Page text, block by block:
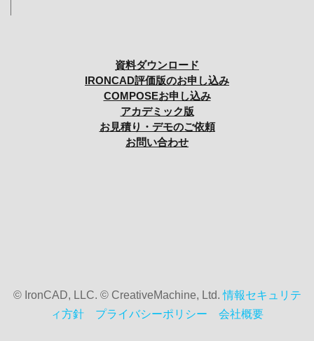
資料ダウンロード
IRONCAD評価版のお申し込み
COMPOSEお申し込み
アカデミック版
お見積り・デモのご依頼
お問い合わせ
© IronCAD, LLC. © CreativeMachine, Ltd.情報セキュリテ
ィ方針
プライバシーポリシー 会社概要